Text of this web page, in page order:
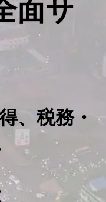
面サ
、税務・